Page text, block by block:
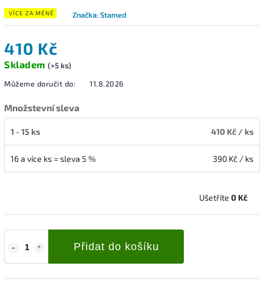
VÍCE ZA MÉNĚ Značka:Stamed
410 Kč
Skladem (>5 ks)
Můžeme doručit do:
11.8.2026
Množstevní sleva
1 - 15 ks 410 Kč / ks
16 a více ks = sleva 5 % 390 Kč / ks
Ušetříte 0 Kč
Přidat do košíku